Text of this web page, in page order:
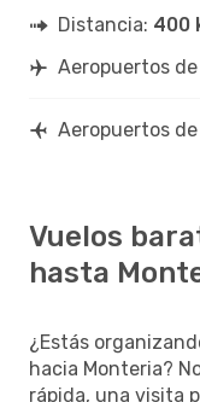
Distancia: 400
Aeropuertos
Aeropuertos
Vuelos
hasta
¿Estás
hacia Monteria?
rápida, una visita